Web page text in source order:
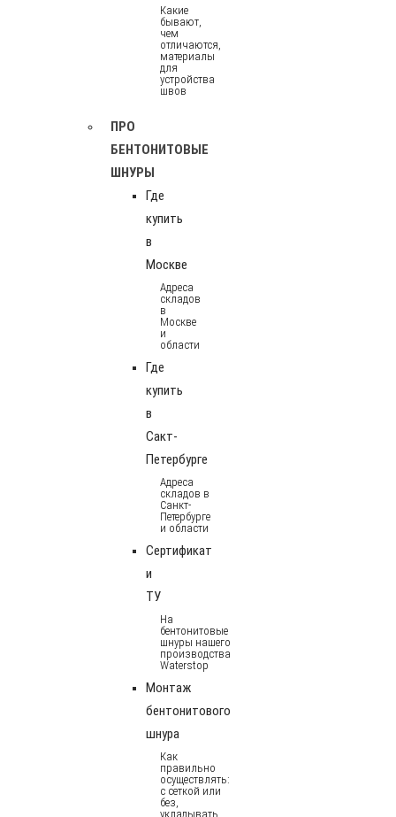
Какие
бывают,
чем
отличаются,
материалы
для
устройства
швов
ПРО
БЕНТОНИТОВЫЕ
ШНУРЫ
Где
купить
в
Москве
Адреса
складов
в
Москве
и
области
Где
купить
в
Сакт-
Петербурге
Адреса
складов в
Санкт-
Петербурге
и области
Сертификат
и
ТУ
На
бентонитовые
шнуры нашего
производства
Waterstop
Монтаж
бентонитового
шнура
Как
правильно
осуществлять:
с сеткой или
без,
укладывать